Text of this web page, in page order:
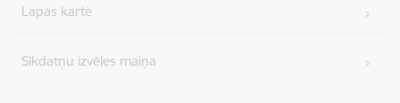
Lapas karte
Sīkdatņu izvēles maiņa